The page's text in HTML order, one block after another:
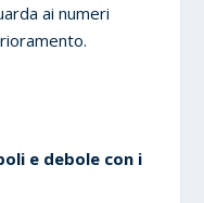
ai numeri
e debole con i